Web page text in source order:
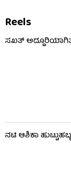
Reels
ಸಖತ್
ನಟಿ ಆಶಿಕಾ